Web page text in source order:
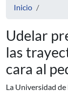
Inicio
Udelar
las
cara al
La Universidad